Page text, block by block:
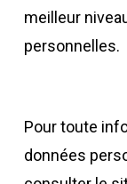
meilleur
personnelles.
Pour toute
données